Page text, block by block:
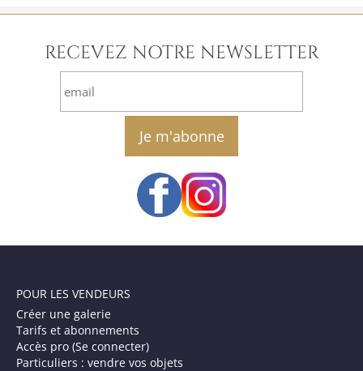
RECEVEZ NOTRE NEWSLETTER
email
POUR LES VENDEURS
Créer une galerie
Tarifs et abonnements
Accès pro (Se connecter)
Particuliers : vendre vos objets